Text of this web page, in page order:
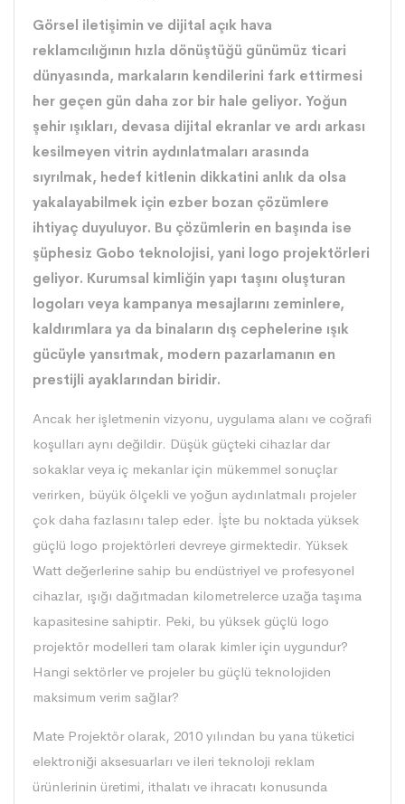
Görsel iletişimin ve dijital açık hava
reklamcılığının hızla dönüştüğü günümüz ticari
dünyasında, markaların kendilerini fark ettirmesi
her geçen gün daha zor bir hale geliyor. Yoğun
şehir ışıkları, devasa dijital ekranlar ve ardı arkası
kesilmeyen vitrin aydınlatmaları arasında
sıyrılmak, hedef kitlenin dikkatini anlık da olsa
yakalayabilmek için ezber bozan çözümlere
ihtiyaç duyuluyor. Bu çözümlerin en başında ise
şüphesiz Gobo teknolojisi, yani logo projektörleri
geliyor. Kurumsal kimliğin yapı taşını oluşturan
logoları veya kampanya mesajlarını zeminlere,
kaldırımlara ya da binaların dış cephelerine ışık
gücüyle yansıtmak, modern pazarlamanın en
prestijli ayaklarından biridir.
Ancak her işletmenin vizyonu, uygulama alanı ve coğrafi
koşulları aynı değildir. Düşük güçteki cihazlar dar
sokaklar veya iç mekanlar için mükemmel sonuçlar
verirken, büyük ölçekli ve yoğun aydınlatmalı projeler
çok daha fazlasını talep eder. İşte bu noktada yüksek
güçlü logo projektörleri devreye girmektedir. Yüksek
Watt değerlerine sahip bu endüstriyel ve profesyonel
cihazlar, ışığı dağıtmadan kilometrelerce uzağa taşıma
kapasitesine sahiptir. Peki, bu yüksek güçlü logo
projektör modelleri tam olarak kimler için uygundur?
Hangi sektörler ve projeler bu güçlü teknolojiden
maksimum verim sağlar?
Mate Projektörolarak, 2010 yılından bu yana tüketici
elektroniği aksesuarları ve ileri teknoloji reklam
ürünlerinin üretimi, ithalatı ve ihracatı konusunda